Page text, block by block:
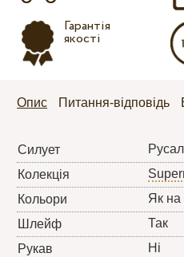
Гарантія
якості
Опис Питання-відповідь
Силует
Колекція
Кольори
Як на
Шлейф
Так
Рукав
Ні